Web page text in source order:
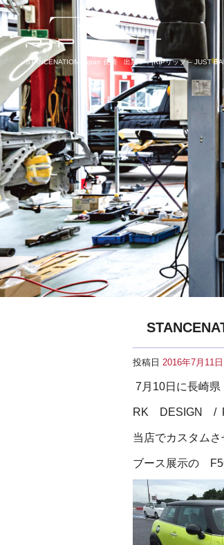
STANCENATION Japan 長崎 出展！！|RIPリップ – JUST
投稿日 2016年7月11日
7月10日に長崎
RK DESIGN /
当店でカスタム
ブース展示の